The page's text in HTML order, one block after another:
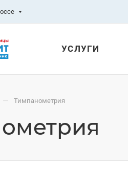
УСЛУГИ
— Тимпанометрия